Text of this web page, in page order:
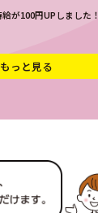
が100円UPしました！
もっと見る